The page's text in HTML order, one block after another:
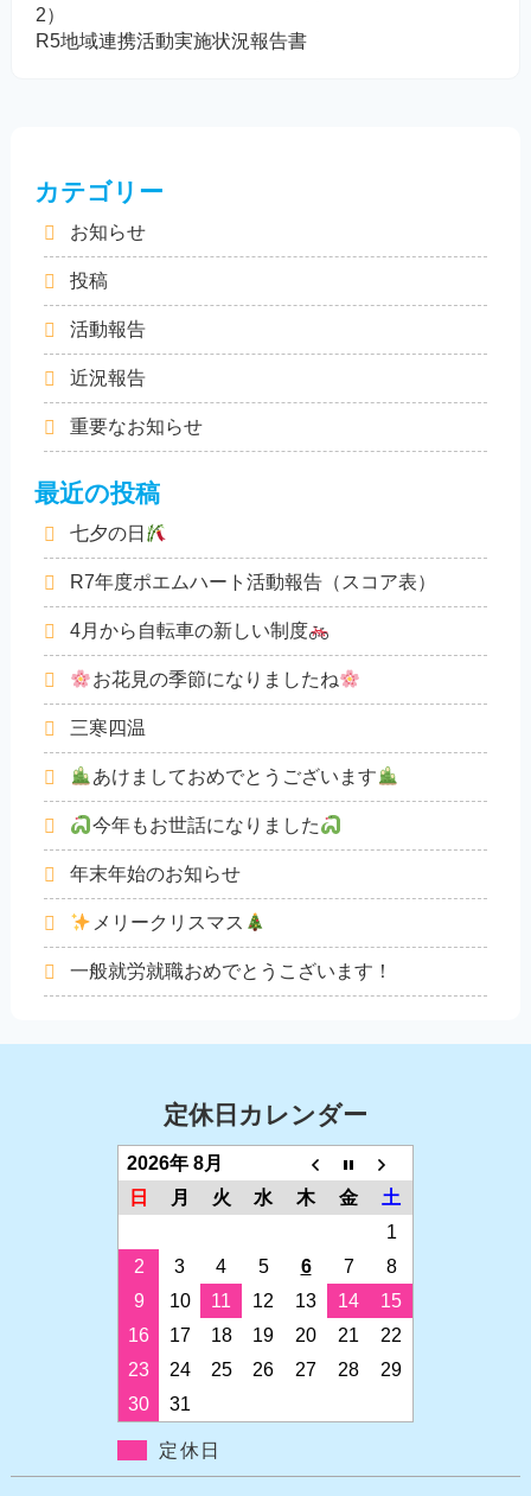
2）
R5地域連携活動実施状況報告書
カテゴリー
お知らせ
投稿
活動報告
近況報告
重要なお知らせ
最近の投稿
七夕の日
R7年度ポエムハート活動報告（スコア表）
4月から自転車の新しい制度
お花見の季節になりましたね
三寒四温
あけましておめでとうございます
今年もお世話になりました
年末年始のお知らせ
メリークリスマス
一般就労就職おめでとうこざいます！
定休日カレンダー
2026年 8月
日
月 火 水 木 金
土
1
2
3 4 5 6 7
8
9
10 11 12 13 14
15
16
17 18 19 20 21
22
23
24 25 26 27 28
29
30
31
定休日